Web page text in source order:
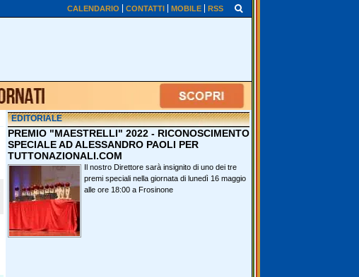
CALENDARIO CONTATTI MOBILE RSS
EDITORIALE
PREMIO "MAESTRELLI" 2022 - RICONOSCIMENTO
SPECIALE AD ALESSANDRO PAOLI PER
TUTTONAZIONALI.COM
Il nostro Direttore sarà insignito di uno dei tre
premi speciali nella giornata di lunedì 16 maggio
alle ore 18:00 a Frosinone